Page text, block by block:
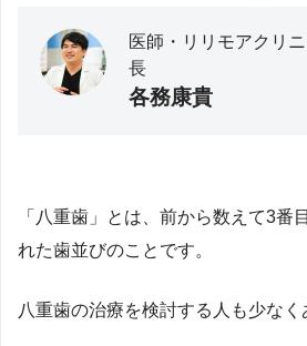
医師・リリモアクリ
長
各務康貴
く戦略として、2019年にマウスピー
「hanaravi（ハナラビ）
いう視点から、「美容」というモチベ
「八重歯」とは、前から数えて3番
れた歯並びのことです。
八重歯の治療を検討する人も少なく